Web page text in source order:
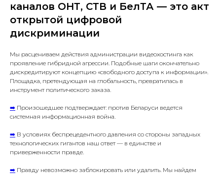
каналов ОНТ, СТВ и БелТА — это акт
открытой цифровой
дискриминации
Мы расцениваем действия администрации видеохостинга как
проявление гибридной агрессии. Подобные шаги окончательно
дискредитируют концепцию «свободного доступа к информации».
Площадка, претендующая на глобальность, превратилась в
инструмент политического заказа.
➡️ Произошедшее подтверждает: против Беларуси ведется
системная информационная война.
➡️ В условиях беспрецедентного давления со стороны западных
технологических гигантов наш ответ — в единстве и
приверженности правде.
➡️ Правду невозможно заблокировать или удалить. Мы найдем